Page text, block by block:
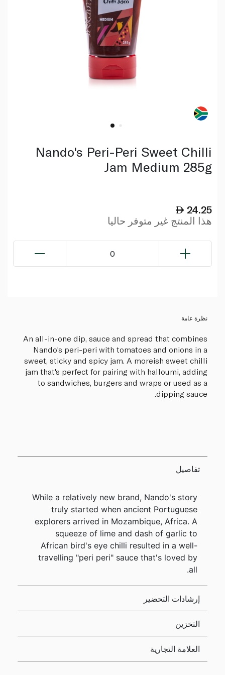
Nando's Peri-Peri Sweet Chilli
Jam Medium 285g
24.25
هذا المنتج غير متوفر حاليا
0
نظرة عامة
An all-in-one dip, sauce and spread that combines
Nando's peri-peri with tomatoes and onions in a
sweet, sticky and spicy jam. A moreish sweet chilli
jam that's perfect for pairing with halloumi, adding
to sandwiches, burgers and wraps or used as a
dipping sauce.
تفاصيل
While a relatively new brand, Nando's story
truly started when ancient Portuguese
explorers arrived in Mozambique, Africa. A
squeeze of lime and dash of garlic to
African bird's eye chilli resulted in a well-
travelling "peri peri" sauce that's loved by
all.
إرشادات التحضير
التخزين
العلامة التجارية